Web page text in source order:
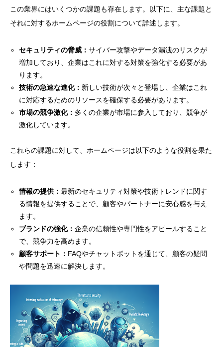
この業界にはいくつかの課題も存在します。以下に、主な課題と
それに対するホームページの役割について詳述します。
セキュリティの脅威：サイバー攻撃やデータ漏洩のリスクが
増加しており、企業はこれに対する対策を強化する必要があ
ります。
技術の急速な進化： 新しい技術が次々と登場し、企業はこれ
に対応するためのリソースを確保する必要があります。
市場の競争激化： 多くの企業が市場に参入しており、競争が
激化しています。
これらの課題に対して、ホームページは以下のような役割を果た
します：
情報の提供：最新のセキュリティ対策や技術トレンドに関す
る情報を提供することで、顧客やパートナーに安心感を与え
ます。
ブランドの強化：企業の信頼性や専門性をアピールすること
で、競争力を高めます。
顧客サポート： FAQやチャットボットを通じて、顧客の疑問
や問題を迅速に解決します。